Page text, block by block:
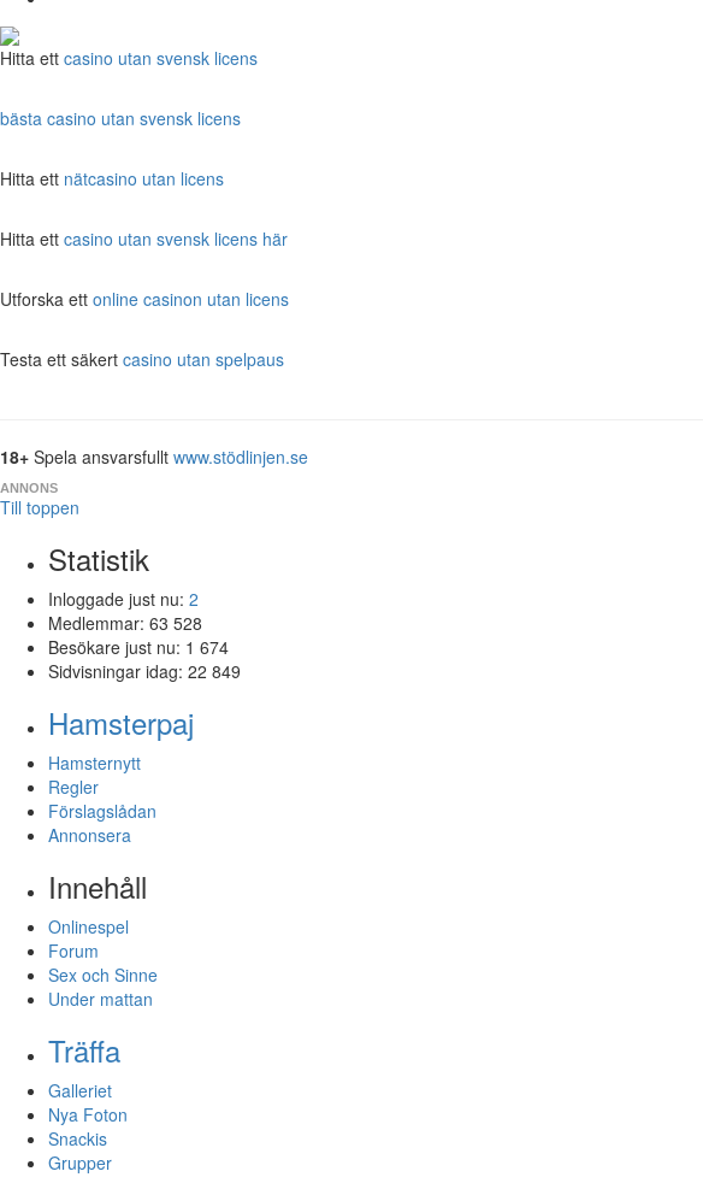
Hitta ett casino utan svensk licens
bästa casino utan svensk licens
Hitta ett nätcasino utan licens
Hitta ett casino utan svensk licens här
Utforska ett online casinon utan licens
Testa ett säkert casino utan spelpaus
18+ Spela ansvarsfullt www.stödlinjen.se
ANNONS
Till toppen
Statistik
Inloggade just nu: 2
Medlemmar: 63 528
Besökare just nu: 1 674
Sidvisningar idag: 22 849
Hamsterpaj
Hamsternytt
Regler
Förslagslådan
Annonsera
Innehåll
Onlinespel
Forum
Sex och Sinne
Under mattan
Träffa
Galleriet
Nya Foton
Snackis
Grupper